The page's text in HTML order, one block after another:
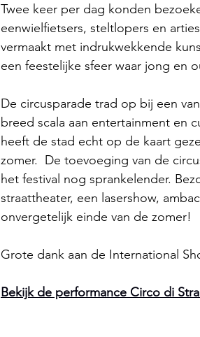
Twee keer per dag konden
eenwielfietsers, steltlopers en
vermaakt met indrukwekkende
een feestelijke sfeer waar jong en
De circusparade trad op bij een
breed scala aan entertainment en
heeft de stad echt op de kaart
zomer.  De toevoeging van de
het festival nog sprankelender.
straattheater, een lasershow,
onvergetelijk einde van de zomer!
Grote dank aan de International
Bekijk de performance Circo di